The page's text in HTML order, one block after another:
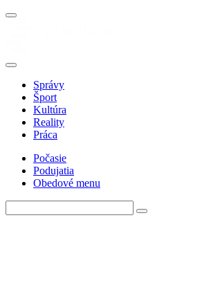
Správy
Šport
Kultúra
Reality
Práca
Počasie
Podujatia
Obedové menu